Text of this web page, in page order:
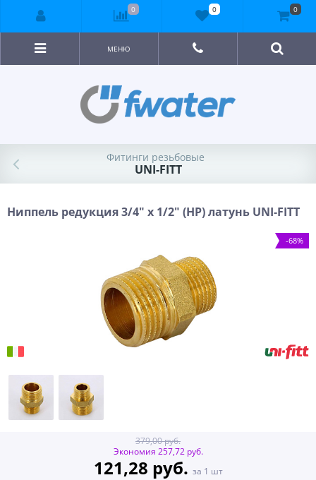
МЕНЮ
Фитинги резьбовые
UNI-FITT
Ниппель редукция 3/4" x 1/2" (НР) латунь UNI-FITT
-68%
379,00 руб.
Экономия 257,72 руб.
121,28 руб. за 1 шт
0 0 0